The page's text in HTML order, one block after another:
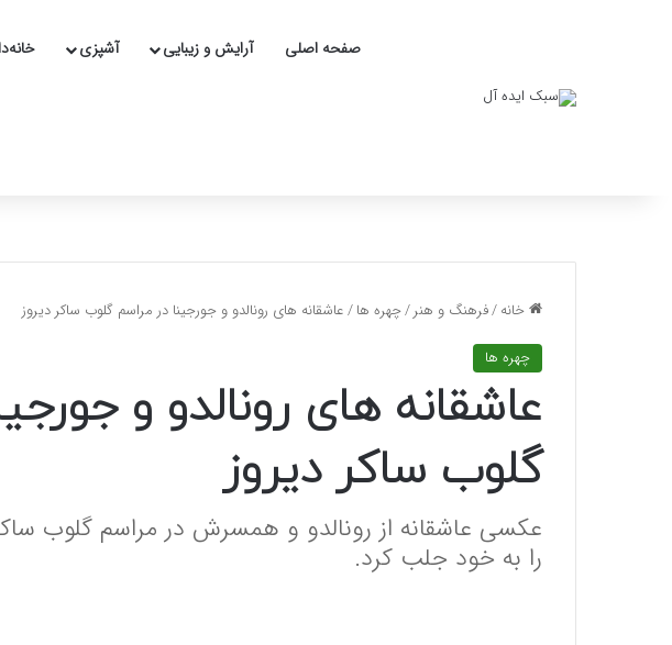
صفحه اصلی آرایش و زیبایی آشپزی
خانه/فرهنگ و هنر/چهره ها/عاشقانه های رونالدو و جورجینا در مراسم گلوب ساکر دیروز
چهره ها
عاشقانه های رونالدو و
گلوب ساکر دیروز
عکسی عاشقانه از رونالدو و همسرش در مراسم گلوب ساکر
را به خود جلب کرد.